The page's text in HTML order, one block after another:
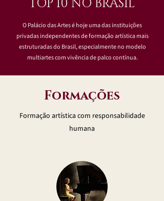
TOP 10 NO BRASIL
O Palácio das Artes é hoje uma das instituições
privadas independentes de formação artística mais
estruturadas do Brasil, especialmente no modelo
multiartes com vivência de palco contínua.
Formações
Formação artística com responsabilidade
humana